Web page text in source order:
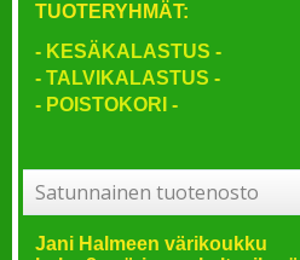
TUOTERYHMÄT:
- KESÄKALASTUS -
- TALVIKALASTUS -
- POISTOKORI -
Satunnainen tuotenosto
Jani Halmeen värikoukku